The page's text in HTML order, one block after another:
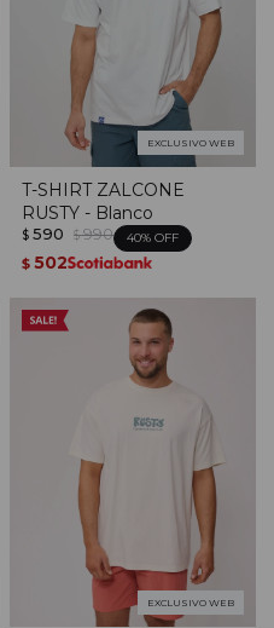
EXCLUSIVO WEB
T-SHIRT ZALCONE
RUSTY - Blanco
$ 590 $ 990 40
$ 502
EXCLUSIVO WEB